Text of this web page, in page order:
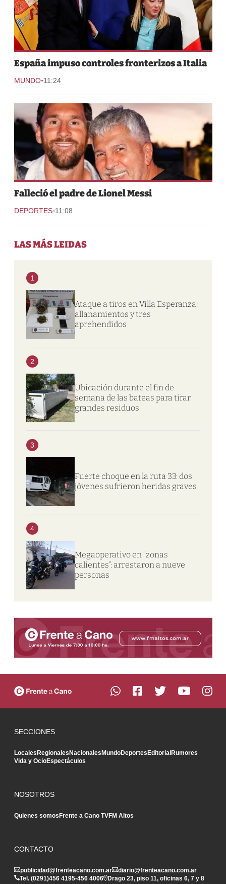
España impuso controles fronterizos a Italia
MUNDO-11:24
Falleció el padre de Lionel Messi
DEPORTES-11:08
LAS MÁS LEIDAS
1
Ataque a tiros en Villa Esperanza:
allanamientos y tres
aprehendidos
2
Ubicación durante el fin de
semana de las bateas para tirar
grandes residuos
3
Fuerte choque en la ruta 33: dos
jóvenes sufrieron heridas graves
4
Megaoperativo en “zonas
calientes”: arrestaron a nueve
personas
SECCIONES
LocalesRegionalesNacionalesMundoDeportesEditorialRumores
Vida y OcioEspectáculos
NOSOTROS
Quienes somosFrente a Cano TVFM Altos
CONTACTO
publicidad@frenteacano.com.ar
diario@frenteacano.com.ar
Tel. (0291)456 4195-456 4006 Drago 23, piso 11, oficinas 6, 7 y 8